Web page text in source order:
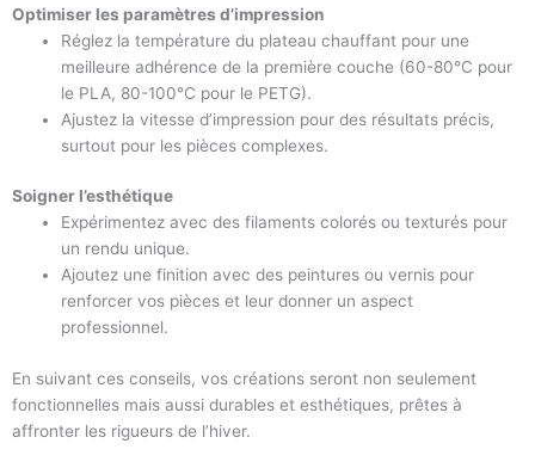
Optimiser les paramètres d’impression
Réglez la température du plateau chauffant pour une
meilleure adhérence de la première couche (60-80°C pour
le PLA, 80-100°C pour le PETG).
Ajustez la vitesse d’impression pour des résultats précis,
surtout pour les pièces complexes.
Soigner l’esthétique
Expérimentez avec des filaments colorés ou texturés pour
un rendu unique.
Ajoutez une finition avec des peintures ou vernis pour
renforcer vos pièces et leur donner un aspect
professionnel.
En suivant ces conseils, vos créations seront non seulement
fonctionnelles mais aussi durables et esthétiques, prêtes à
affronter les rigueurs de l’hiver.